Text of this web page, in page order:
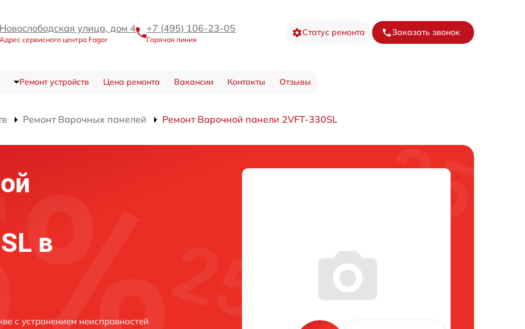
Новослободская улица, дом 4
Адрес сервисного центра Fagor
+7 (495) 106-23-05
Горячая линия
Статус ремонта Заказать звонок
Ремонт устройств Цена ремонта Вакансии Контакты Отзывы
Ремонт Варочных панелей Ремонт Варочной панели 2VFT-330SL
в
с устранением неисправностей